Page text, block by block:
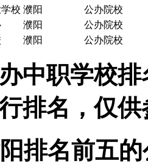
校 濮阳
公办院校
濮阳
公办院校
濮阳 公办院校
中职学校
排名，仅供
排名前五